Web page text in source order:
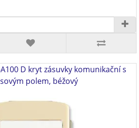
D kryt zásuvky komunikační s
polem, béžový